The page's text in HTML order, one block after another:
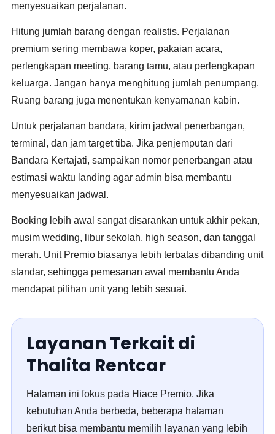
menyesuaikan perjalanan.
Hitung jumlah barang dengan realistis. Perjalanan
premium sering membawa koper, pakaian acara,
perlengkapan meeting, barang tamu, atau perlengkapan
keluarga. Jangan hanya menghitung jumlah penumpang.
Ruang barang juga menentukan kenyamanan kabin.
Untuk perjalanan bandara, kirim jadwal penerbangan,
terminal, dan jam target tiba. Jika penjemputan dari
Bandara Kertajati, sampaikan nomor penerbangan atau
estimasi waktu landing agar admin bisa membantu
menyesuaikan jadwal.
Booking lebih awal sangat disarankan untuk akhir pekan,
musim wedding, libur sekolah, high season, dan tanggal
merah. Unit Premio biasanya lebih terbatas dibanding unit
standar, sehingga pemesanan awal membantu Anda
mendapat pilihan unit yang lebih sesuai.
Layanan Terkait di
Thalita Rentcar
Halaman ini fokus pada Hiace Premio. Jika
kebutuhan Anda berbeda, beberapa halaman
berikut bisa membantu memilih layanan yang lebih